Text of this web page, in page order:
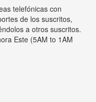
telefónicas con
de los suscritos,
a otros suscritos.
Este (5AM to 1AM